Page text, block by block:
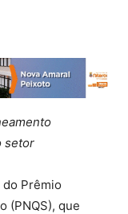
setor
Prêmio
(PNQS), que